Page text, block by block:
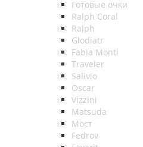
Готовые очки
Ralph Coral
Ralph
Glodiatr
Fabia Monti
Traveler
Salivio
Oscar
Vizzini
Matsuda
Мост
Fedrov